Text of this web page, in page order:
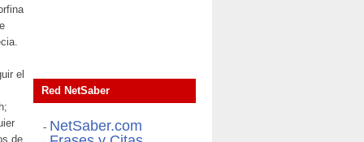
el
de
Red NetSaber
- NetSaber.com